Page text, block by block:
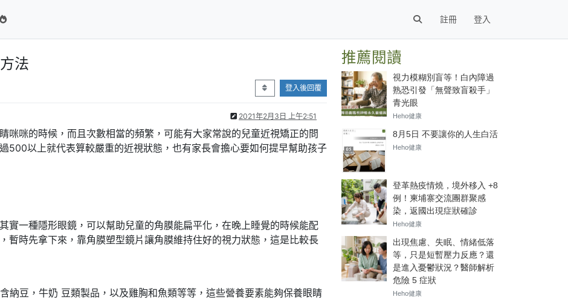
註冊 登入
法
登入後回覆
2021年2月3日 上午2:51
咪咪的時候，而且次數相當的頻繁，可能有大家常說的兒童近視矯正的問
500以上就代表算較嚴重的近視狀態，也有家長會擔心要如何提早幫助孩子
實一種隱形眼鏡，可以幫助兒童的角膜能扁平化，在晚上睡覺的時候能配
暫時先拿下來，靠角膜塑型鏡片讓角膜維持住好的視力狀態，這是比較長
納豆，牛奶 豆類製品，以及雞胸和魚類等等，這些營養要素能夠保養眼睛
推薦閱讀